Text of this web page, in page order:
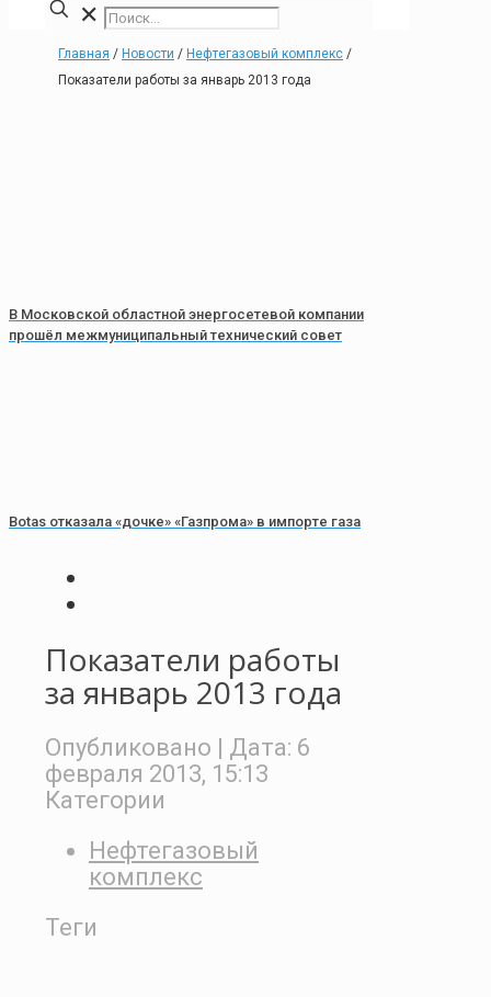
✕
Главная / Новости / Нефтегазовый комплекс /
Показатели работы за январь 2013 года
В Московской областной энергосетевой компании
прошёл межмуниципальный технический совет
Botas отказала «дочке» «Газпрома» в импорте газа
Показатели работы
за январь 2013 года
Опубликовано | Дата: 6
февраля 2013, 15:13
Категории
Нефтегазовый
комплекс
Теги